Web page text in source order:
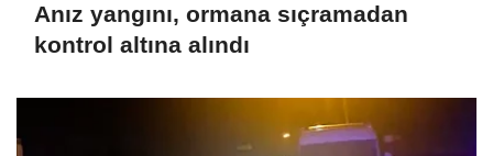
Anız yangını, ormana sıçramadan
kontrol altına alındı